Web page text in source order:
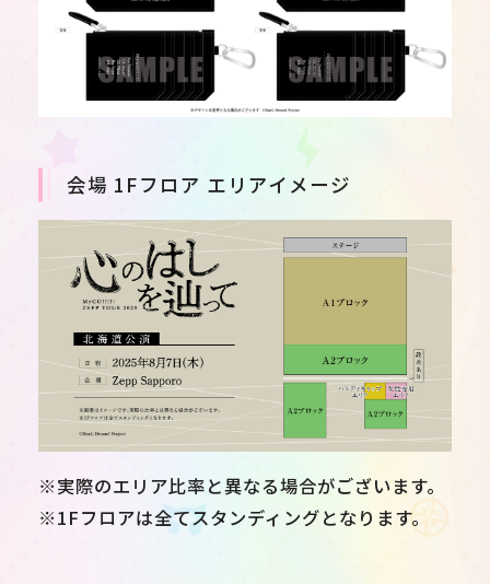
会場 1Fフロア エリアイメージ
※実際のエリア比率と異なる場合がございます。
※1Fフロアは全てスタンディングとなります。